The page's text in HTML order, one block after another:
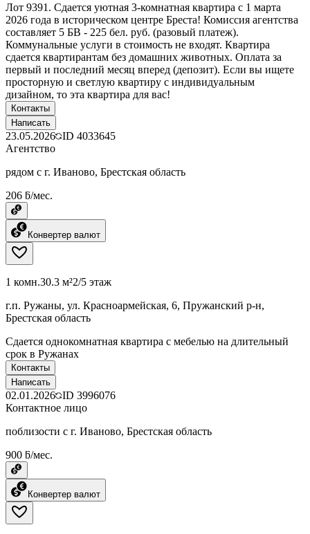
Лот 9391. Сдается уютная 3-комнатная квартира с 1 марта
2026 года в историческом центре Бреста! Комиссия агентства
составляет 5 БВ - 225 бел. руб. (разовый платеж).
Коммунальные услуги в стоимость не входят. Квартира
сдается квартирантам без домашних животных. Оплата за
первый и последний месяц вперед (депозит). Если вы ищете
просторную и светлую квартиру с индивидуальным
дизайном, то эта квартира для вас!
Контакты
Написать
23.05.2026 ID 4033645
Агентство
рядом с г. Иваново, Брестская область
206 ƃ/мес.
Конвертер валют
1 комн.30.3 м²2/5 этаж
г.п. Ружаны, ул. Красноармейская, 6, Пружанский р-н,
Брестская область
Сдается однокомнатная квартира с мебелью на длительный
срок в Ружанах
Контакты
Написать
02.01.2026 ID 3996076
Контактное лицо
поблизости с г. Иваново, Брестская область
900 ƃ/мес.
Конвертер валют